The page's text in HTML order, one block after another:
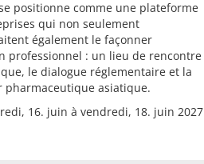
positionne comme une plateforme
qui non seulement
également le façonner
professionnel : un lieu de rencontre
le dialogue réglementaire et la
pharmaceutique asiatique.
16. juin à vendredi, 18. juin 2027